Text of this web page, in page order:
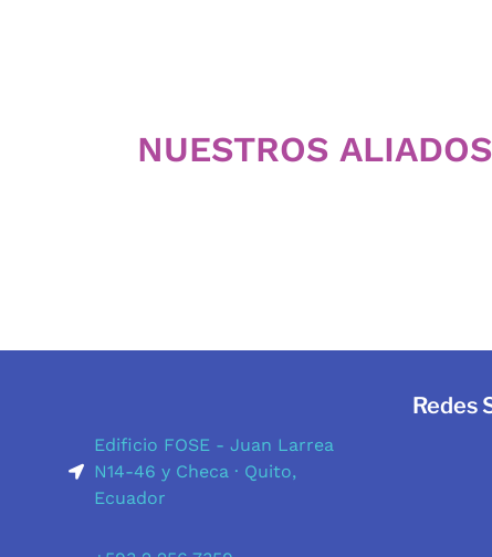
NUESTROS ALIADOS
Edificio FOSE - Juan Larrea
N14-46 y Checa · Quito,
Ecuador
Redes